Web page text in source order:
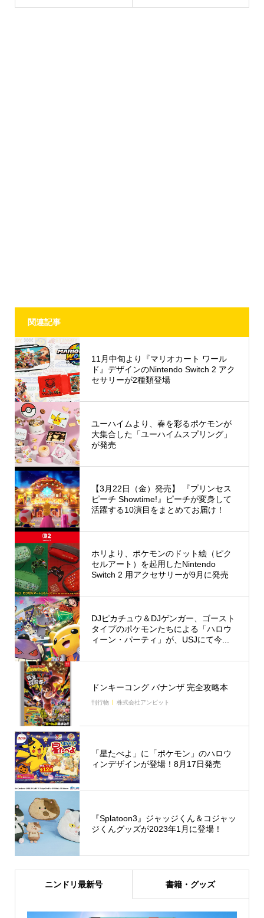
関連記事
11月中旬より『マリオカート ワール
ド』デザインのNintendo Switch 2 アク
セサリーが2種類登場
ユーハイムより、春を彩るポケモンが
大集合した「ユーハイムスプリング」
が発売
【3月22日（金）発売】 『プリンセス
ピーチ Showtime!』ピーチが変身して
活躍する10演目をまとめてお届け！
ホリより、ポケモンのドット絵（ピク
セルアート）を起用したNintendo
Switch 2 用アクセサリーが9月に発売
DJピカチュウ＆DJゲンガー、ゴースト
タイプのポケモンたちによる「ハロウ
ィーン・パーティ」が、USJにて今...
ドンキーコング バナンザ 完全攻略本
刊行物 株式会社アンビット
「星たべよ」に「ポケモン」のハロウ
ィンデザインが登場！8月17日発売
『Splatoon3』ジャッジくん＆コジャッ
ジくんグッズが2023年1月に登場！
ニンドリ最新号 書籍・グッズ